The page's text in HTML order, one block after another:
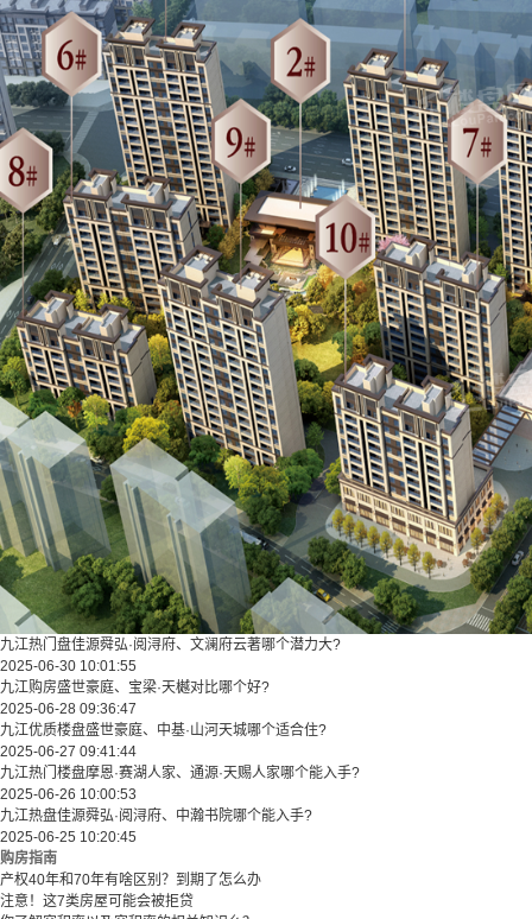
九江热门盘佳源舜弘·阅浔府、文澜府云著哪个潜力大?
2025-06-30 10:01:55
九江购房盛世豪庭、宝梁·天樾对比哪个好?
2025-06-28 09:36:47
九江优质楼盘盛世豪庭、中基·山河天城哪个适合住?
2025-06-27 09:41:44
九江热门楼盘摩恩·赛湖人家、通源·天赐人家哪个能入手?
2025-06-26 10:00:53
九江热盘佳源舜弘·阅浔府、中瀚书院哪个能入手?
2025-06-25 10:20:45
购房指南
产权40年和70年有啥区别？到期了怎么办
注意！这7类房屋可能会被拒贷